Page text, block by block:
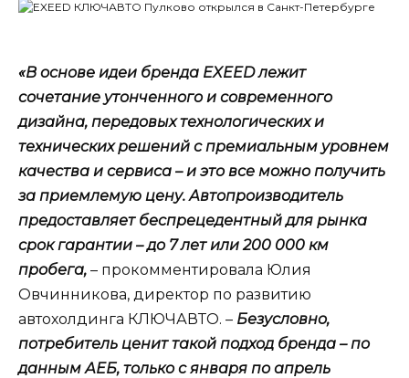
«В основе идеи бренда EXEED лежит
сочетание утонченного и современного
дизайна, передовых технологических и
технических решений с премиальным уровнем
качества и сервиса – и это все можно получить
за приемлемую цену. Автопроизводитель
предоставляет беспрецедентный для рынка
срок гарантии – до 7 лет или 200 000 км
пробега, – прокомментировала Юлия
Овчинникова, директор по развитию
автохолдинга КЛЮЧАВТО. – Безусловно,
потребитель ценит такой подход бренда – по
данным АЕБ, только с января по апрель